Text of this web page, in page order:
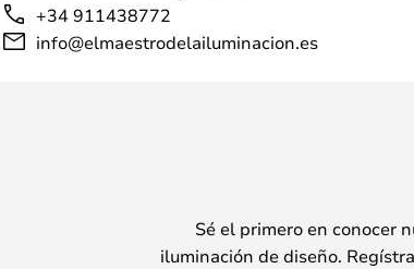
+34 911438772
info@elmaestrodelailuminacion.es
Sé el primero en conocer
iluminación de diseño.